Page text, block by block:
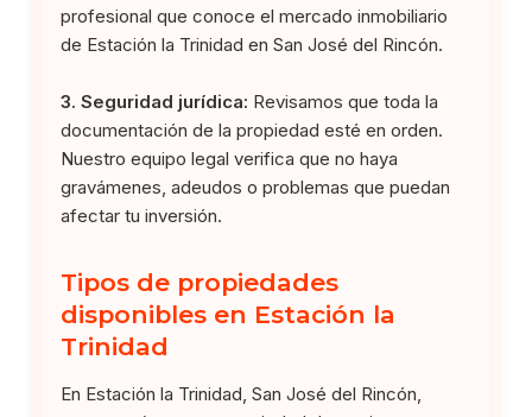
profesional que conoce el mercado inmobiliario
de Estación la Trinidad en San José del Rincón.
3. Seguridad jurídica: Revisamos que toda la
documentación de la propiedad esté en orden.
Nuestro equipo legal verifica que no haya
gravámenes, adeudos o problemas que puedan
afectar tu inversión.
Tipos de propiedades
disponibles en Estación la
Trinidad
En Estación la Trinidad, San José del Rincón,